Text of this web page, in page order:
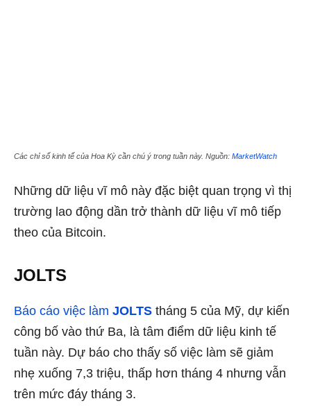
Các chỉ số kinh tế của Hoa Kỳ cần chú ý trong tuần này. Nguồn: MarketWatch
Những dữ liệu vĩ mô này đặc biệt quan trọng vì thị
trường lao động dần trở thành dữ liệu vĩ mô tiếp
theo của Bitcoin.
JOLTS
Báo cáo việc làm JOLTS tháng 5 của Mỹ, dự kiến
công bố vào thứ Ba, là tâm điểm dữ liệu kinh tế
tuần này. Dự báo cho thấy số việc làm sẽ giảm
nhẹ xuống 7,3 triệu, thấp hơn tháng 4 nhưng vẫn
trên mức đáy tháng 3.